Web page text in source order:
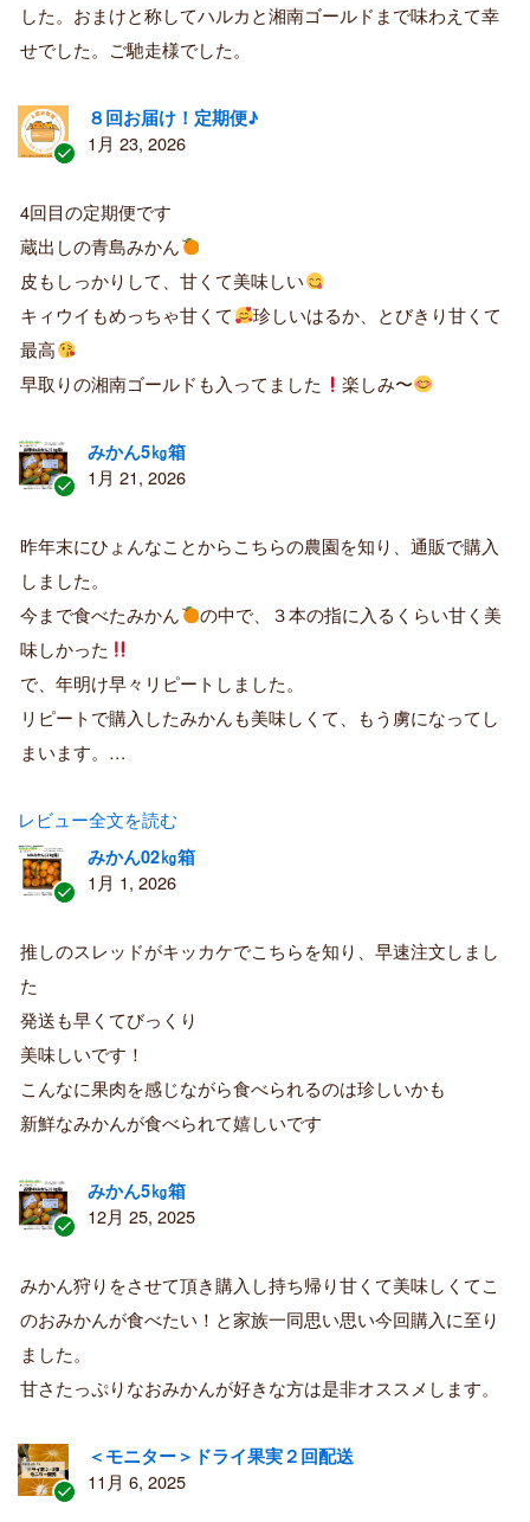
者
した。おまけと称してハルカと湘南ゴールドまで味わえて幸
せでした。ご馳走様でした。
証
済
み
購
者
８回お届け！定期便♪
1月 23, 2026
4回目の定期便です
蔵出しの青島みかん
皮もしっかりして、甘くて美味しい
キィウイもめっちゃ甘くて
珍しいはるか、とびきり甘くて
最高
早取りの湘南ゴールドも入ってました
楽しみ〜
証
済
み
購
者
みかん5㎏箱
1月 21, 2026
昨年末にひょんなことからこちらの農園を知り、通販で購入
しました。
今まで食べたみかん
の中で、３本の指に入るくらい甘く美
味しかった
で、年明け早々リピートしました。
リピートで購入したみかんも美味しくて、もう虜になってし
まいます。…
レビュー全文を読む
証
済
購
者
みかん02㎏箱
1月 1, 2026
推しのスレッドがキッカケでこちらを知り、早速注文しまし
た
発送も早くてびっくり
美味しいです！
こんなに果肉を感じながら食べられるのは珍しいかも
新鮮なみかんが食べられて嬉しいです
証
済
み
購
者
みかん5㎏箱
12月 25, 2025
みかん狩りをさせて頂き購入し持ち帰り甘くて美味しくてこ
のおみかんが食べたい！と家族一同思い思い今回購入に至り
ました。
甘さたっぷりなおみかんが好きな方は是非オススメします。
＜モニター＞ドライ果実２回配送
11月 6, 2025